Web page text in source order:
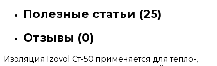
Полезные статьи (25)
Отзывы (0)
Изоляция Izovol Ст-50 применяется для тепло-,